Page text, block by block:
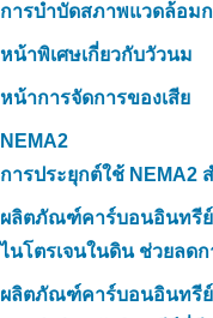
การบำบัดสภาพแวดล้อมก
หน้าพิเศษเกี่ยวกับวัวนม
หน้าการจัดการของเสีย
NEMA2
การประยุกต์ใช้ NEMA2
ผลิตภัณฑ์คาร์บอนอินทรีย์
ไนโตรเจนในดิน ช่วยลด
ผลิตภัณฑ์คาร์บอนอินทรีย์